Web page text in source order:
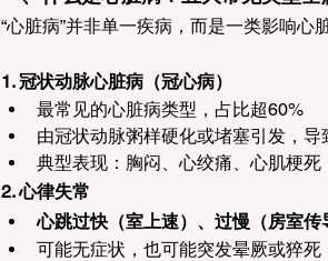
“心脏病”并非单一疾病，而是一类影响心
1. 冠状动脉心脏病（冠心病）
最常见的心脏病类型，占比超60%
由冠状动脉粥样硬化或堵塞引发，导
典型表现：胸闷、心绞痛、心肌梗死
2. 心律失常
心跳过快（室上速）、过慢（房室传
可能无症状，也可能突发晕厥或猝死